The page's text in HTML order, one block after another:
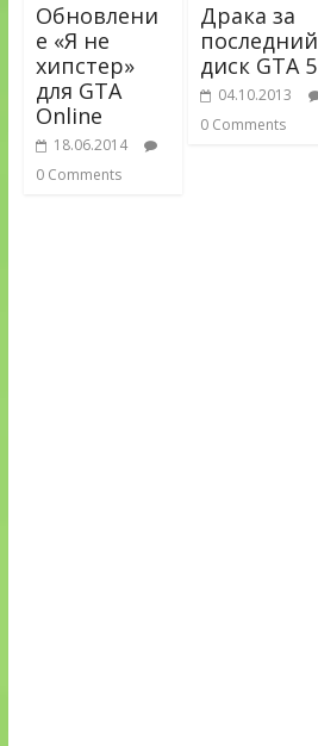
Обновлени
е «Я не
хипстер»
для GTA
Online
18.06.2014
0 Comments
Драка за
последний
диск GTA 5
04.10.2013
0 Comments